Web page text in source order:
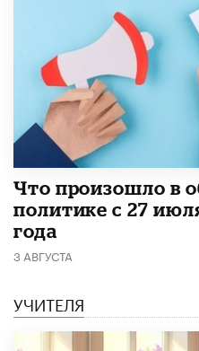
​Что произошло в
политике с 27
года
3 АВГУСТА
УЧИТЕЛЯ